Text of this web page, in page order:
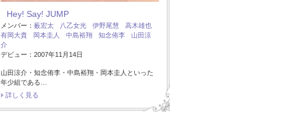
Hey! Say! JUMP
メンバー： 薮宏太 八乙女光 伊野尾慧
高木雄也
有岡大貴
岡本圭人 中島裕翔 知念侑李
山田涼
介
デビュー：2007年11月14日
山田涼介・知念侑李・中島裕翔・岡本圭人といった
年少組である…
詳しく見る